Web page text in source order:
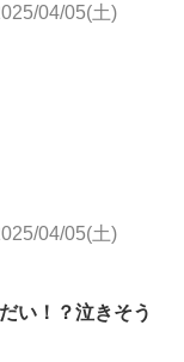
04/05(土)
04/05(土)
い！？泣きそう